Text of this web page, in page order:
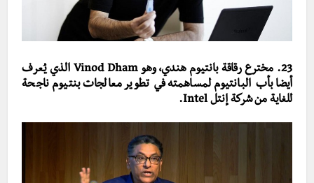
23. مخترع رقاقة بانتيوم هندي، وهو Vinod Dham الذي يُعرف
أيضا بأب البانتيوم لمساهمته في تطوير معالجات بنتيوم ناجحة
للغاية من شركة إنتل Intel.